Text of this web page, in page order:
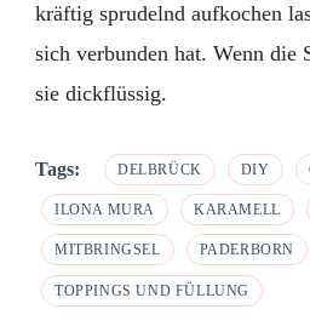
kräftig sprudelnd aufkochen
sich verbunden hat. Wenn die
sie dickflüssig.
Tags: DELBRÜCK DIY
ILONA MURA KARAMELL
MITBRINGSEL PADERBORN
TOPPINGS UND FÜLLUNG